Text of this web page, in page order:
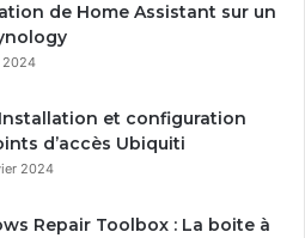
de Home Assistant sur un
2024
et configuration
d’accès Ubiquiti
2024
Repair Toolbox : La boite à